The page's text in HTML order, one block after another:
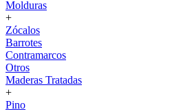
Molduras
+
Zócalos
Barrotes
Contramarcos
Otros
Maderas Tratadas
+
Pino